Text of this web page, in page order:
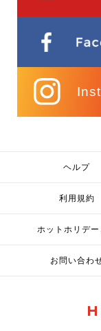
ヘルプ
利用規約
ホットホリデー
お問い合わ